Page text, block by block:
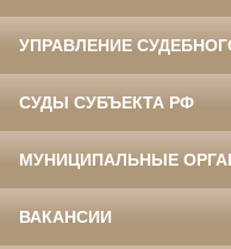
УПРАВЛЕНИЕ
СУДЫ СУБЪЕКТА РФ
МУНИЦИПАЛЬНЫЕ
ВАКАНСИИ